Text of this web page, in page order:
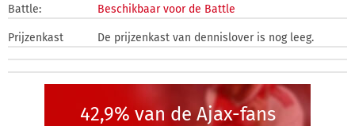
Battle: Beschikbaar voor de Battle
Prijzenkast De prijzenkast van dennislover is nog leeg.
42,9% van de Ajax-fans